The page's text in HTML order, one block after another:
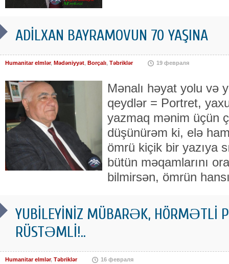
ADİLXAN BAYRAMOVUN 70 YAŞINA
Humanitar elmlər, Mədəniyyət, Borçalı, Təbriklər 19 февраля
Mənalı həyat yolu və
qeydlər = Portret,
yazmaq mənim üçün
düşünürəm ki, elə
ömrü kiçik bir yazıya
bütün məqamlarını
bilmirsən, ömrün
YUBİLEYİNİZ MÜBARƏK, HÖRMƏTLİ
RÜSTƏMLİ!..
Humanitar elmlər, Təbriklər 16 февраля